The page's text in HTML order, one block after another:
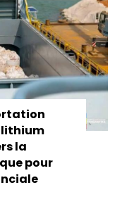
lithium
la
pour